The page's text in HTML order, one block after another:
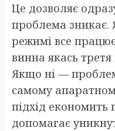
Це дозволяє
проблема зникає.
режимі все
винна якась
Якщо ні —
самому
підхід економить
допомагає